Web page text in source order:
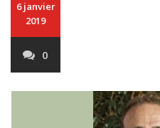
6 janvier
2019
0